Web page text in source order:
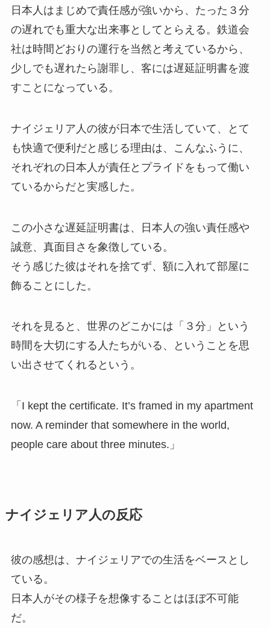
日本人はまじめで責任感が強いから、たった３分
の遅れでも重大な出来事としてとらえる。鉄道会
社は時間どおりの運行を当然と考えているから、
少しでも遅れたら謝罪し、客には遅延証明書を渡
すことになっている。
ナイジェリア人の彼が日本で生活していて、とて
も快適で便利だと感じる理由は、こんなふうに、
それぞれの日本人が責任とプライドをもって働い
ているからだと実感した。
この小さな遅延証明書は、日本人の強い責任感や
誠意、真面目さを象徴している。
そう感じた彼はそれを捨てず、額に入れて部屋に
飾ることにした。
それを見ると、世界のどこかには「３分」という
時間を大切にする人たちがいる、ということを思
い出させてくれるという。
「I kept the certificate. It’s framed in my apartment
now. A reminder that somewhere in the world,
people care about three minutes.」
ナイジェリア人の反応
彼の感想は、ナイジェリアでの生活をベースとし
ている。
日本人がその様子を想像することはほぼ不可能
だ。